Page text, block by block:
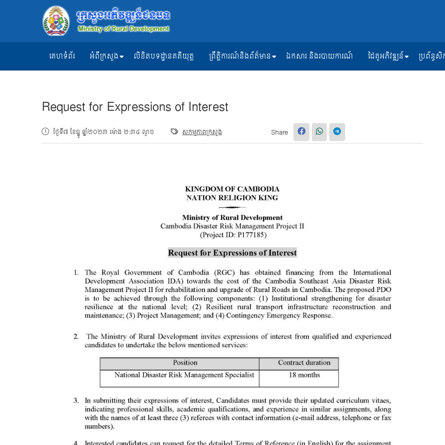
គេហទំព័រ អំពីក្រសួង លិខិតបទដ្ឋានគតិយុត្ត ព្រឹត្តិការណ៍និងព័ត៌មាន ឯកសារ និងរបាយការណ៍ ដៃគូអភិវឌ្ឍន៍ ប្រព័ន្ធ
Request for Expressions of Interest
ថ្ងៃទី៧ ខែធ្នូ ឆ្នាំ២០២៣ ម៉ោង ២:៣៤ ល្ងាច សកម្មភាពក្រសួង Share